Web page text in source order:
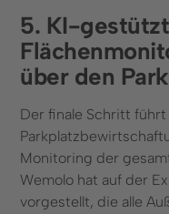
5. KI-
über den
Der finale Schritt
Monitoring der
Wemolo hat auf der
vorgestellt, die alle